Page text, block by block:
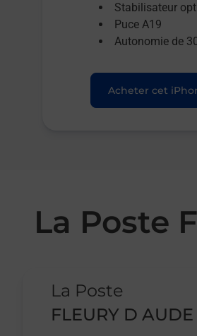
Stabilisateur
Puce A19
Autonomie de
Acheter cet
La Poste
La Poste
FLEURY D AUDE